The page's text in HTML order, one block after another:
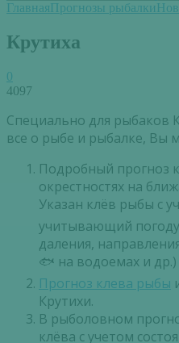
ГлавнаяПрогнозы рыбалки
Крутиха
0
4097
Специально для рыбаков
все о рыбе и рыбалке, Вы
Подробный прогноз
окрестностях на
Указан клёв рыбы с
учитывающий
даления,
🐟 на водоемах и др.)
Прогноз клева рыбы
Крутихи.
В рыболовном
клёва с учетом